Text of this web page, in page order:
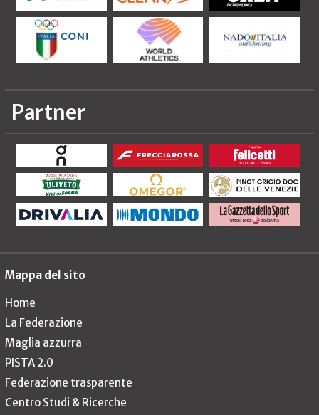
Partner
Mappa del sito
Home
La Federazione
Maglia azzurra
PISTA 2.0
Federazione trasparente
Centro Studi & Ricerche